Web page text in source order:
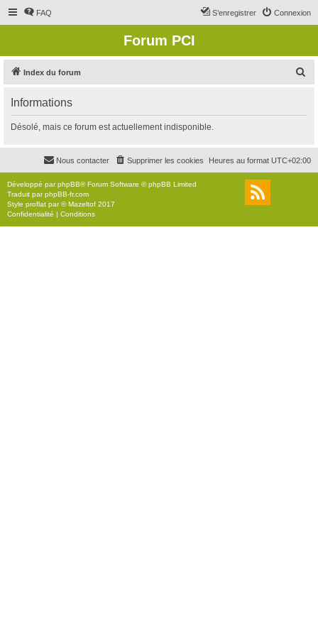
FAQ Connexion
S’enregistrer
Forum PCI
Index du forum
r
c
r
Informations
Désolé, mais ce forum est actuellement indisponible.
Heures au format UTC+02:00
Supprimer les cookies
Nous contacter
Développé parphpBB® Forum Software © phpBB Limited
Traduit parphpBB-fr.com
Style proflat par ©Mazeltof 2017
Confidentialité | Conditions